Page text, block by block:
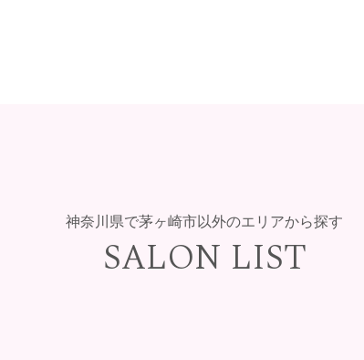
神奈川県で茅ヶ崎市以外のエリアから探す
SALON LIST